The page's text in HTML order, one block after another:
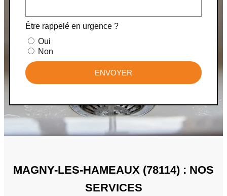
Être rappelé en urgence ?
Oui
Non
ENVOYER
MAGNY-LES-HAMEAUX (78114) : NOS
SERVICES